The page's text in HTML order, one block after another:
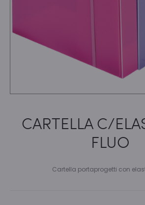
CARTELLA C/
FLUO
Cartella portaprogetti con